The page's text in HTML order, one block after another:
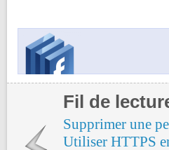
Fil de
Supprimer une
Utiliser HTTPS